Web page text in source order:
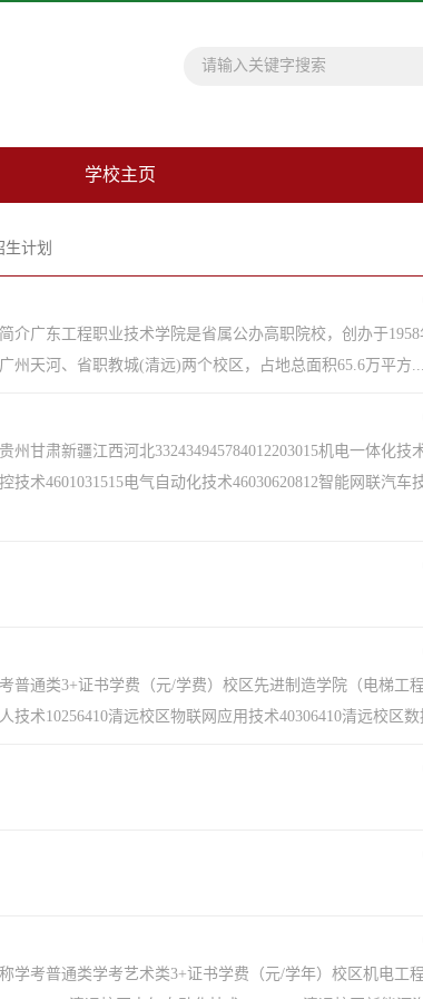
学校主页
生计划
介广东工程职业技术学院是省属公办高职院校，创办于
州天河、省职教城(清远)两个校区，占地总面积65.6万平方
甘肃新疆江西河北332434945784012203015机电一体化技
技术4601031515电气自动化技术46030620812智能网联汽车
普通类3+证书学费（元/学费）校区先进制造学院（电梯工
技术10256410清远校区物联网应用技术40306410清远校区
学考普通类学考艺术类3+证书学费（元/学年）校区机电工